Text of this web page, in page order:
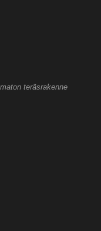
teräsrakenne